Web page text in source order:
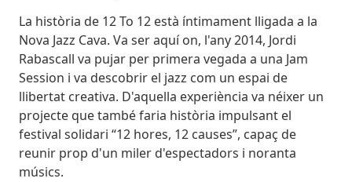
La història de 12 To 12 està íntimament lligada a la
Nova Jazz Cava. Va ser aquí on, l'any 2014, Jordi
Rabascall va pujar per primera vegada a una Jam
Session i va descobrir el jazz com un espai de
llibertat creativa. D'aquella experiència va néixer un
projecte que també faria història impulsant el
festival solidari “12 hores, 12 causes”, capaç de
reunir prop d'un miler d'espectadors i noranta
músics.